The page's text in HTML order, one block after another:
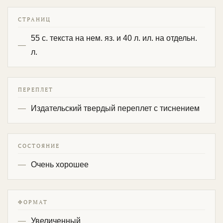
СТРАНИЦ
55 с. текста на нем. яз. и 40 л. ил. на отдельн.
л.
ПЕРЕПЛЕТ
Издательский твердый переплет с тиснением
СОСТОЯНИЕ
Очень хорошее
ФОРМАТ
Увеличенный